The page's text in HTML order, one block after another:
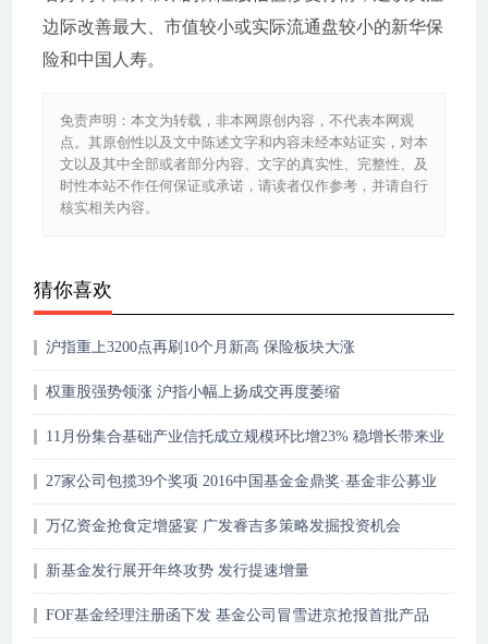
边际改善最大、市值较小或实际流通盘较小的新华保
险和中国人寿。
免责声明：本文为转载，非本网原创内容，不代表本网观
点。其原创性以及文中陈述文字和内容未经本站证实，对本
文以及其中全部或者部分内容、文字的真实性、完整性、及
时性本站不作任何保证或承诺，请读者仅作参考，并请自行
核实相关内容。
猜你喜欢
沪指重上3200点再刷10个月新高 保险板块大涨
权重股强势领涨 沪指小幅上扬成交再度萎缩
11月份集合基础产业信托成立规模环比增23% 稳增长带来业
27家公司包揽39个奖项 2016中国基金金鼎奖·基金非公募业
万亿资金抢食定增盛宴 广发睿吉多策略发掘投资机会
新基金发行展开年终攻势 发行提速增量
FOF基金经理注册函下发 基金公司冒雪进京抢报首批产品